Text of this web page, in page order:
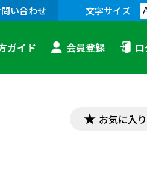
い合わせ 文字サイズ
ガイド 会員登録
お気に入